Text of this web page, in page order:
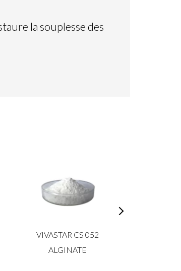
la souplesse des
VIVASTAR CS 052
ALGINATE